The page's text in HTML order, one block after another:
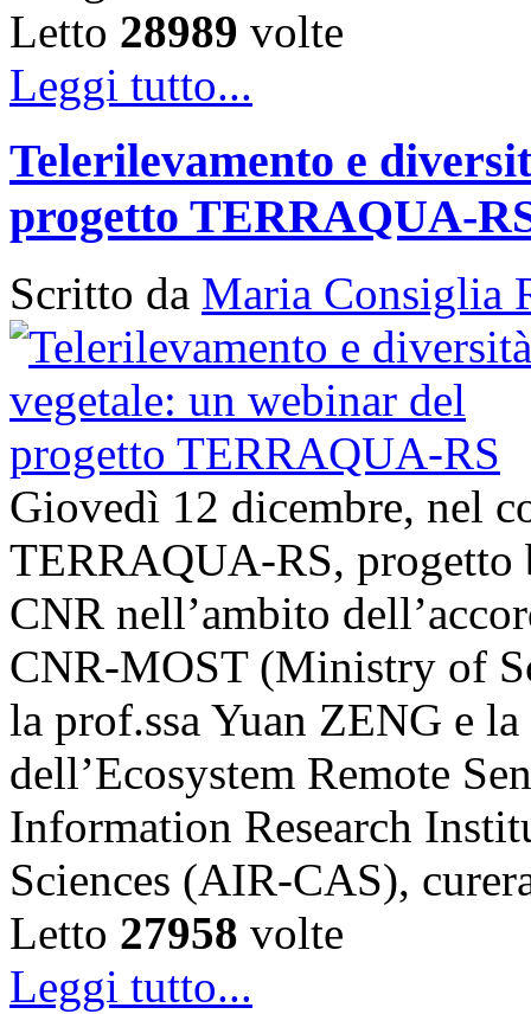
Letto 28989 volte
Leggi tutto...
Telerilevamento e
progetto TERRAQUA-
Scritto da Maria Consiglia
Giovedì 12 dicembre, nel
TERRAQUA-RS, progetto
CNR nell’ambito
CNR-MOST (Ministry of
la prof.ssa Yuan ZENG e
dell’Ecosystem Remote
Information Research
Sciences (AIR-CAS),
Letto 27958 volte
Leggi tutto...